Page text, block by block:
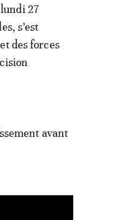
27
s’est
des forces
avant